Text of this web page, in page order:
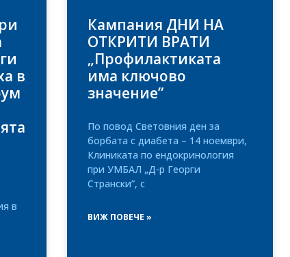
в
в
Кампания ДНИ НА
ОТКРИТИ ВРАТИ
„Профилактиката
има ключово
значение”
По повод Световния ден за
борбата с диабета – 14 ноември,
Клиниката по ендокринология
при УМБАЛ „Д-р Георги
Странски”, с
ВИЖ ПОВЕЧЕ »